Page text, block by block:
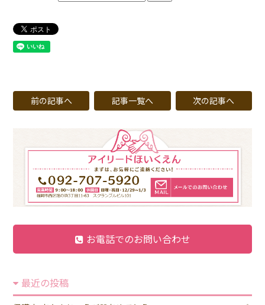
前の記事へ 記事一覧へ 次の記事へ
お電話でのお問い合わせ
最近の投稿